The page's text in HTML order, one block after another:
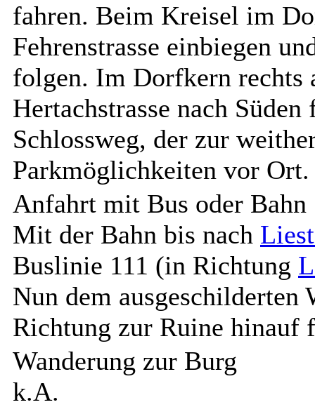
fahren. Beim Kreisel im
Fehrenstrasse einbiegen
folgen. Im Dorfkern rechts
Hertachstrasse nach
Schlossweg, der zur
Parkmöglichkeiten vor Ort.
Anfahrt mit Bus oder Bahn
Mit der Bahn bis nach
Buslinie 111 (in Richtung
Nun dem ausgeschilderten
Richtung zur Ruine hinauf
Wanderung zur Burg
k.A.